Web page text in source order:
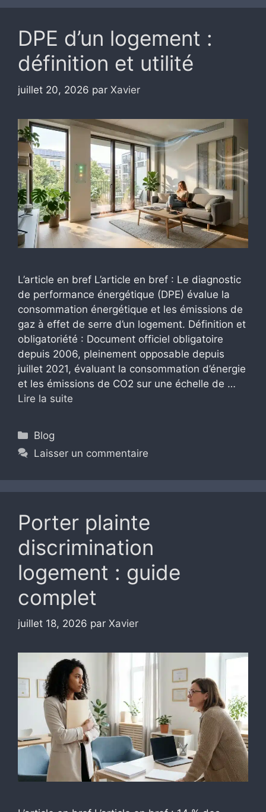
DPE d’un logement :
définition et utilité
juillet 20, 2026 par Xavier
L’article en bref L’article en bref : Le diagnostic
de performance énergétique (DPE) évalue la
consommation énergétique et les émissions de
gaz à effet de serre d’un logement. Définition et
obligatoriété : Document officiel obligatoire
depuis 2006, pleinement opposable depuis
juillet 2021, évaluant la consommation d’énergie
et les émissions de CO2 sur une échelle de …
Lire la suite
Catégories
Blog
Laisser un commentaire
Porter plainte
discrimination
logement : guide
complet
juillet 18, 2026 par Xavier